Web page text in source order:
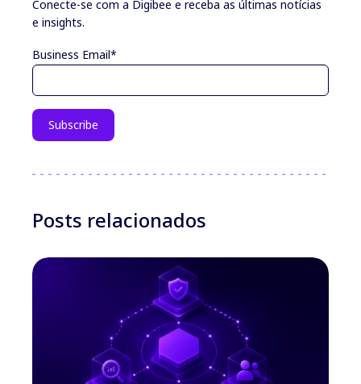
Conecte-se com a Digibee e receba as últimas notícias
e insights.
Business Email*
Posts relacionados